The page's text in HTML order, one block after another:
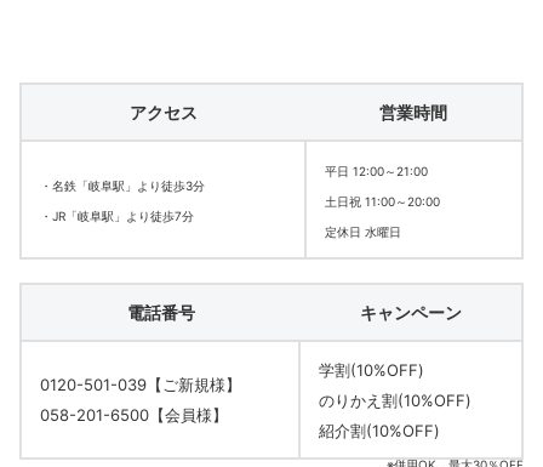
アクセス 営業時間
・名鉄「岐阜駅」より徒歩3分
・JR「岐阜駅」より徒歩7分
平日 12:00～21:00
土日祝 11:00～20:00
定休日 水曜日
電話番号 キャンペーン
0120-501-039【ご新規様】
058-201-6500【会員様】
学割(10%OFF)
のりかえ割(10%OFF)
紹介割(10%OFF)